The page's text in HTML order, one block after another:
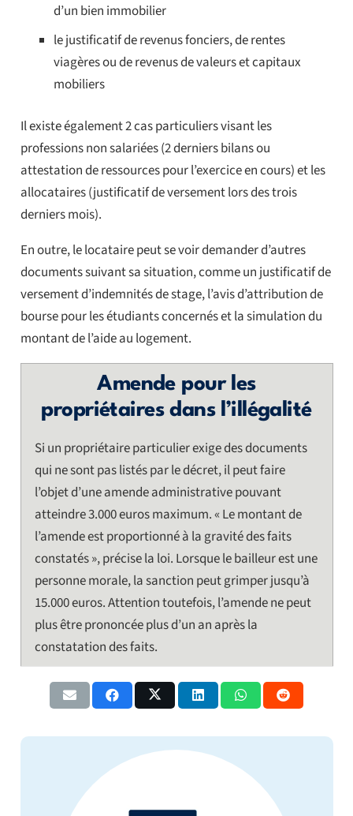
d’un bien immobilier
le justificatif de revenus fonciers, de rentes
viagères ou de revenus de valeurs et capitaux
mobiliers
Il existe également 2 cas particuliers visant les
professions non salariées (2 derniers bilans ou
attestation de ressources pour l’exercice en cours) et les
allocataires (justificatif de versement lors des trois
derniers mois).
En outre, le locataire peut se voir demander d’autres
documents suivant sa situation, comme un justificatif de
versement d’indemnités de stage, l’avis d’attribution de
bourse pour les étudiants concernés et la simulation du
montant de l’aide au logement.
Amende pour les
propriétaires dans l’illégalité
Si un propriétaire particulier exige des documents
qui ne sont pas listés par le décret, il peut faire
l’objet d’une amende administrative pouvant
atteindre 3.000 euros maximum. « Le montant de
l’amende est proportionné à la gravité des faits
constatés », précise la loi. Lorsque le bailleur est une
personne morale, la sanction peut grimper jusqu’à
15.000 euros. Attention toutefois, l’amende ne peut
plus être prononcée plus d’un an après la
constatation des faits.